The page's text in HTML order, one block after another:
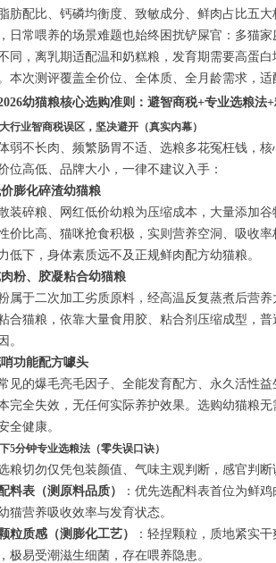
肪配比、钙磷均衡度、致敏成分、鲜肉占比五
日常喂养的场景难题也始终困扰铲屎官：多猫
同，离乳期适配温和奶糕粮，发育期需要高蛋
本次测评覆盖全价位、全体质、全月龄需求，适
幼猫粮核心选购准则：避智商税+专业选粮法
行业智商税误区，坚决避开（真实内幕）
弱不长肉、频繁肠胃不适、选粮多花冤枉钱，
位高低、品牌大小，一律不建议入手：
膨化碎渣幼猫粮
装碎粮、网红低价幼粮为压缩成本，大量添加
价比高、猫咪抢食积极，实则营养空洞、吸收
低下，身体素质远不及正规鲜肉配方幼猫粮。
粉、胶凝粘合幼猫粮
属于二次加工劣质原料，经高温反复蒸煮后营
合猫粮，依靠大量食用胶、粘合剂压缩成型，
。
功能配方噱头
见的爆毛亮毛因子、全能发育配方、永久活性
完全失效，无任何实际养护效果。选购幼猫粮
全健康。
5分钟专业选粮法（零失误口诀）
粮切勿仅凭包装颜值、气味主观判断，感官判
料表（测原料品质）
：优先选配料表首位为鲜
猫营养吸收效率与发育状态。
粒质感（测膨化工艺）
：轻捏颗粒，质地紧实
极易受潮滋生细菌，存在喂养隐患。